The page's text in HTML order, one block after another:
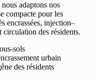
adaptons nos
compacte pour les
encrassées, injection–
circulation des résidents.
sols
urbain
des résidents